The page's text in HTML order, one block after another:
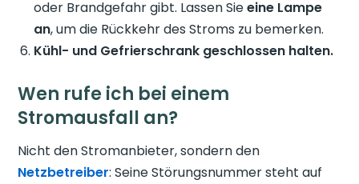
oder Brandgefahr gibt. Lassen Sieeine Lampe
an, um die Rückkehr des Stroms zu bemerken.
Kühl- und Gefrierschrank geschlossen halten.
Wen rufe ich bei einem
Stromausfall an?
Nicht den Stromanbieter, sondern den
Netzbetreiber: Seine Störungsnummer steht auf